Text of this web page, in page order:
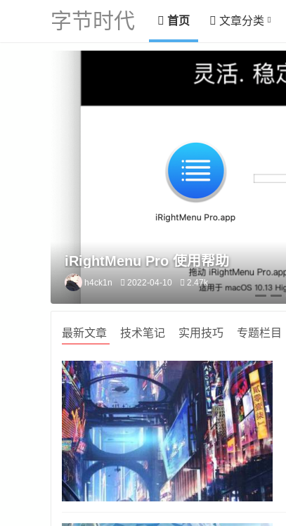
字节时代 首页 文章分类
iRightMenu Pro 使用帮助
h4ck1n 2022-04-10 2.47k
最新文章 技术笔记 实用技巧 专题栏目